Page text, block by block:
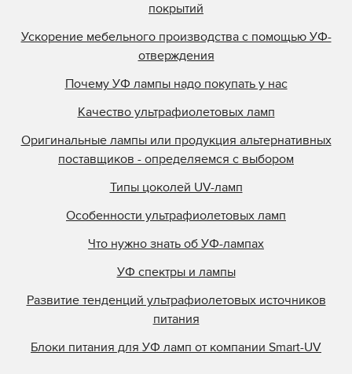
покрытий
Ускорение мебельного производства с помощью УФ-
отверждения
Почему УФ лампы надо покупать у нас
Качество ультрафиолетовых ламп
Оригинальные лампы или продукция альтернативных
поставщиков - определяемся с выбором
Типы цоколей UV-ламп
Особенности ультрафиолетовых ламп
Что нужно знать об УФ-лампах
УФ спектры и лампы
Развитие тенденций ультрафиолетовых источников
питания
Блоки питания для УФ ламп от компании Smart-UV